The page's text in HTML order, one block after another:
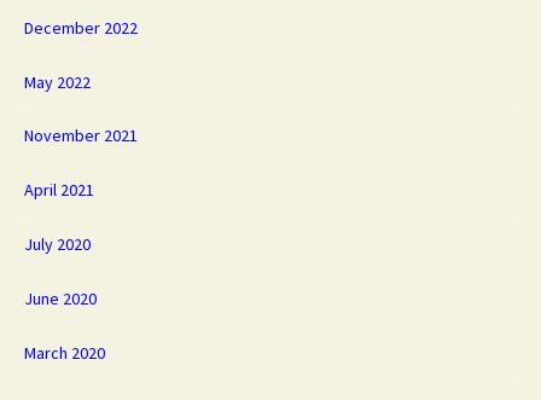
December 2022
May 2022
November 2021
April 2021
July 2020
June 2020
March 2020